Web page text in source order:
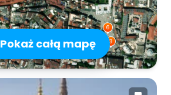
Pokaż całą mapę